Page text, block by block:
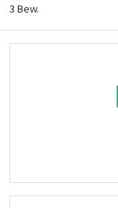
3 Bew.